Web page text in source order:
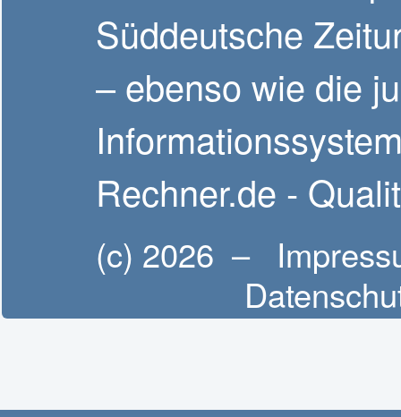
Süddeutsche
– ebenso wie die
Rechner.de -
(c) 2026 –